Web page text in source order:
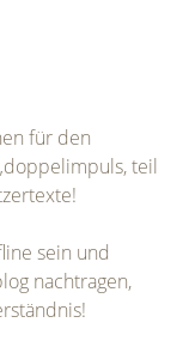
für den
teil
sein und
nachtragen,